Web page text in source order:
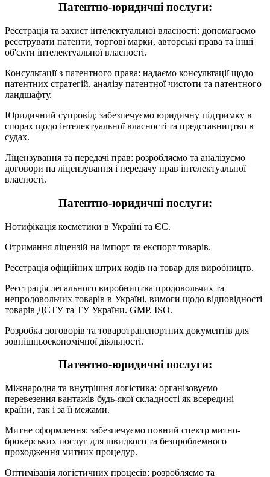
Патентно-юридичні послуги:
Реєстрація та захист інтелектуальної власності: допомагаємо
реєструвати патенти, торгові марки, авторські права та інші
об'єкти інтелектуальної власності.
Консультації з патентного права: надаємо консультації щодо
патентних стратегій, аналізу патентної чистоти та патентного
ландшафту.
Юридичний супровід: забезпечуємо юридичну підтримку в
спорах щодо інтелектуальної власності та представництво в
судах.
Ліцензування та передачі прав: розробляємо та аналізуємо
договори на ліцензування і передачу прав інтелектуальної
власності.
Патентно-юридичні послуги:
Нотифікація косметики в Україні та ЄС.
Отримання ліцензій на імпорт та експорт товарів.
Реєстрація офіційних штрих кодів на товар для виробництв.
Реєстрація легального виробництва продовольчих та
непродовольчих товарів в Україні, вимоги щодо відповідності
товарів ДСТУ та ТУ України. GMP, ISO.
Розробка договорів та товаротранспортних документів для
зовнішньоекономічної діяльності.
Патентно-юридичні послуги:
Міжнародна та внутрішня логістика: організовуємо
перевезення вантажів будь-якої складності як всередині
країни, так і за її межами.
Митне оформлення: забезпечуємо повний спектр митно-
брокерських послуг для швидкого та безпроблемного
проходження митних процедур.
Оптимізація логістичних процесів: розробляємо та